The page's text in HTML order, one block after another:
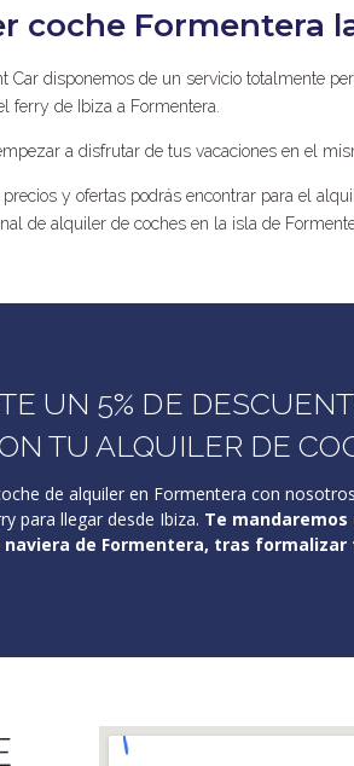
coche Formentera
disponemos de un servicio totalmente
ferry de Ibiza a Formentera.
a disfrutar de tus vacaciones en el
y ofertas podrás encontrar para el
de alquiler de coches en la isla de
UN 5% DE
TU ALQUILER DE
de alquiler en Formentera con
para llegar desde Ibiza. Te
naviera de Formentera, tras formalizar